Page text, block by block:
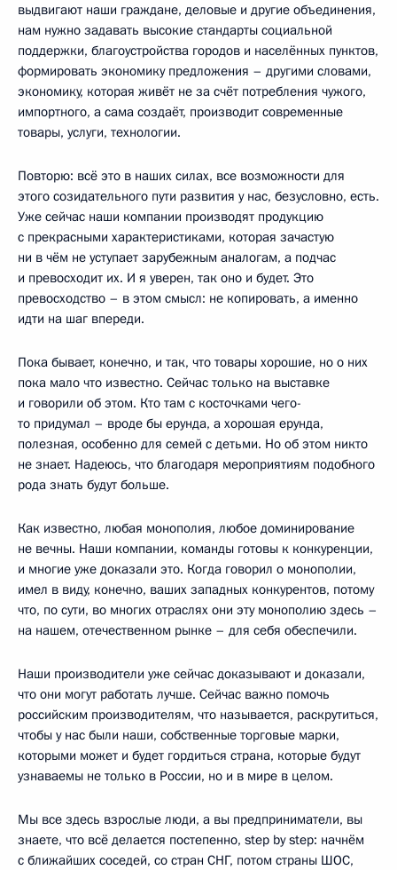
выдвигают наши граждане, деловые и другие объединения,
нам нужно задавать высокие стандарты социальной
поддержки, благоустройства городов и населённых пунктов,
формировать экономику предложения – другими словами,
экономику, которая живёт не за счёт потребления чужого,
импортного, а сама создаёт, производит современные
товары, услуги, технологии.
Повторю: всё это в наших силах, все возможности для
этого созидательного пути развития у нас, безусловно, есть.
Уже сейчас наши компании производят продукцию
с прекрасными характеристиками, которая зачастую
ни в чём не уступает зарубежным аналогам, а подчас
и превосходит их. И я уверен, так оно и будет. Это
превосходство – в этом смысл: не копировать, а именно
идти на шаг впереди.
Пока бывает, конечно, и так, что товары хорошие, но о них
пока мало что известно. Сейчас только на выставке
и говорили об этом. Кто там с косточками чего-
то придумал – вроде бы ерунда, а хорошая ерунда,
полезная, особенно для семей с детьми. Но об этом никто
не знает. Надеюсь, что благодаря мероприятиям подобного
рода знать будут больше.
Как известно, любая монополия, любое доминирование
не вечны. Наши компании, команды готовы к конкуренции,
и многие уже доказали это. Когда говорил о монополии,
имел в виду, конечно, ваших западных конкурентов, потому
что, по сути, во многих отраслях они эту монополию здесь –
на нашем, отечественном рынке – для себя обеспечили.
Наши производители уже сейчас доказывают и доказали,
что они могут работать лучше. Сейчас важно помочь
российским производителям, что называется, раскрутиться,
чтобы у нас были наши, собственные торговые марки,
которыми может и будет гордиться страна, которые будут
узнаваемы не только в России, но и в мире в целом.
Мы все здесь взрослые люди, а вы предприниматели, вы
знаете, что всё делается постепенно, step by step: начнём
с ближайших соседей, со стран СНГ, потом страны ШОС,